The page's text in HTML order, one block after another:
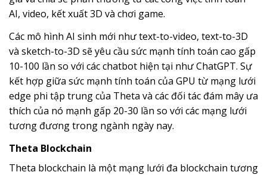
AI, video, kết xuất 3D và chơi game.
Các mô hình AI sinh mới như text-to-video, text-to-3D
và sketch-to-3D sẽ yêu cầu sức mạnh tính toán cao gấp
10-100 lần so với các chatbot hiện tại như ChatGPT. Sự
kết hợp giữa sức mạnh tính toán của GPU từ mạng lưới
edge phi tập trung của Theta và các đối tác đám mây ưa
thích của nó mạnh gấp 20-30 lần so với các mạng lưới
tương đương trong ngành ngày nay.
Theta Blockchain
Theta blockchain là một mạng lưới đa blockchain tương